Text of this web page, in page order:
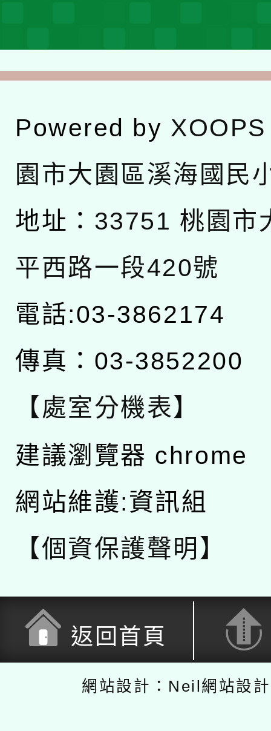
Powered by XOOPS
園市大園區溪海國民
地址： 33751 桃園市
平西路一段420號
電話:03-3862174
傳真：03-3852200
【處室分機表】
建議瀏覽器 chrome
網站維護:資訊組
【個資保護聲明】
返回首頁
網站設計：Neil網站設